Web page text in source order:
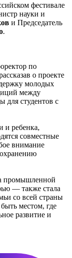
фестивале
науки и
и Председатель
.
по
о проекте
молодых
между
для студентов с
ребенка,
совместные
внимание
промышленной
— также стала
со всей страны
местом, где
развитие и